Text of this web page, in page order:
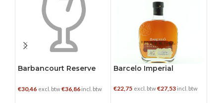
Barbancourt Reserve
€30,46 excl. btw€36,86 incl. btw
Barcelo Imperial
€22,75 excl. btw€27,53 incl. btw